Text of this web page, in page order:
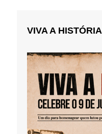
VIVA A HISTÓRIA